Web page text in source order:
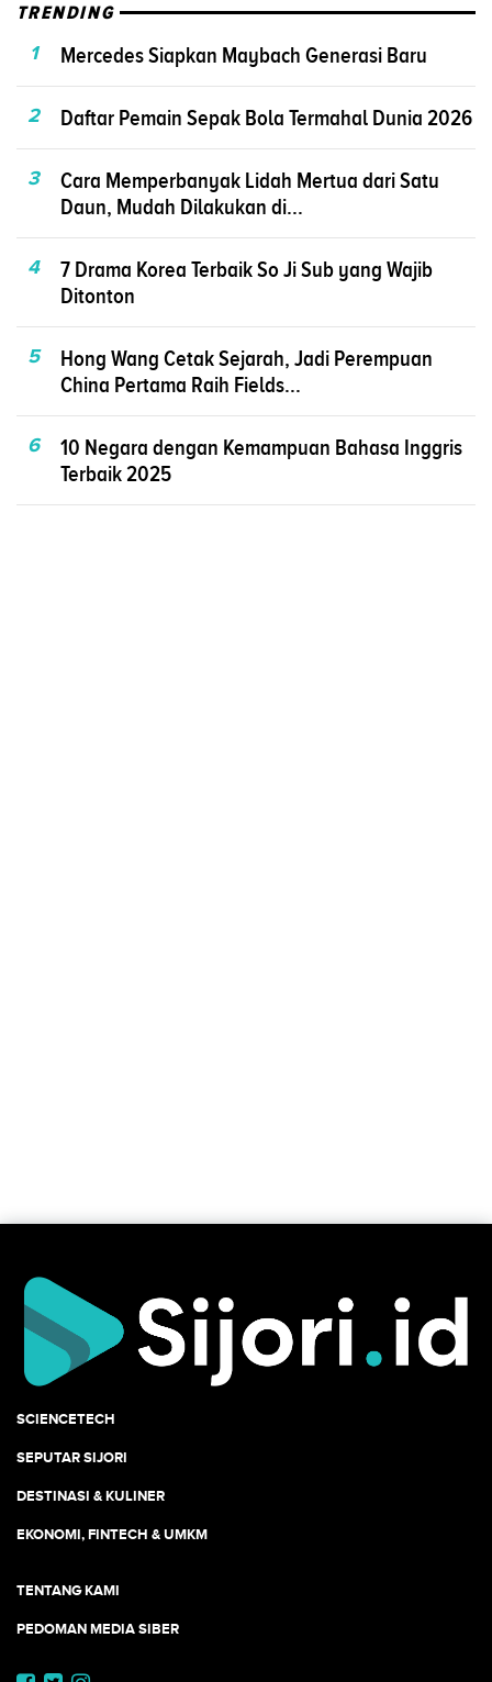
TRENDING
1
Mercedes Siapkan Maybach Generasi Baru
2 Daftar Pemain Sepak Bola Termahal Dunia 2026
3
Cara Memperbanyak Lidah Mertua dari Satu
Daun, Mudah Dilakukan di...
4
7 Drama Korea Terbaik So Ji Sub yang Wajib
Ditonton
5
Hong Wang Cetak Sejarah, Jadi Perempuan
China Pertama Raih Fields...
6
10 Negara dengan Kemampuan Bahasa Inggris
Terbaik 2025
SCIENCETECH
SEPUTAR SIJORI
DESTINASI & KULINER
EKONOMI, FINTECH & UMKM
TENTANG KAMI
PEDOMAN MEDIA SIBER